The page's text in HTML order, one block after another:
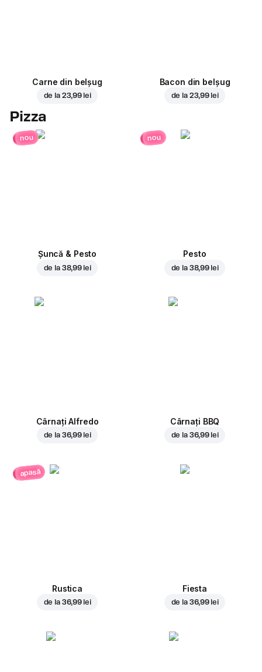
Carne din belșug
de la 23,99 lei
Bacon din belșug
de la 23,99 lei
Pizza
nou
Șuncă & Pesto
de la 38,99 lei
nou
Pesto
de la 38,99 lei
Cârnați Alfredo
de la 36,99 lei
Cârnați BBQ
de la 36,99 lei
apasă
Rustica
de la 36,99 lei
Fiesta
de la 36,99 lei